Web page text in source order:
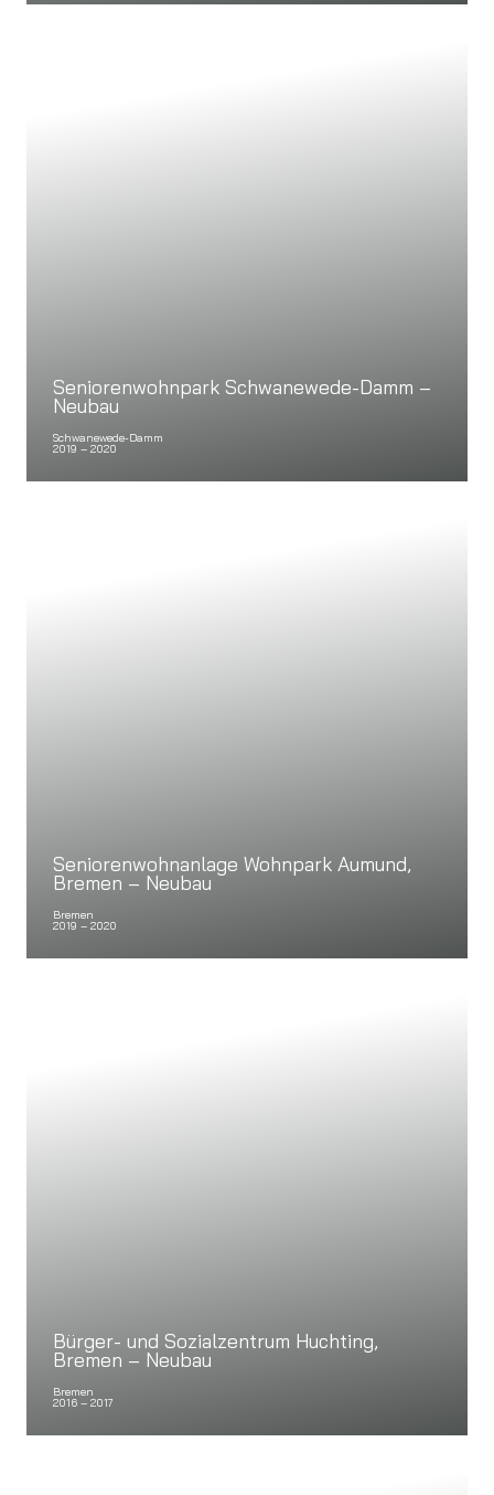
Seniorenwohnpark Schwanewede-Damm –
Neubau
Schwanewede-Damm
2019 – 2020
Seniorenwohnanlage Wohnpark Aumund,
Bremen – Neubau
Bremen
2019 – 2020
Bürger- und Sozialzentrum Huchting,
Bremen – Neubau
Bremen
2016 – 2017